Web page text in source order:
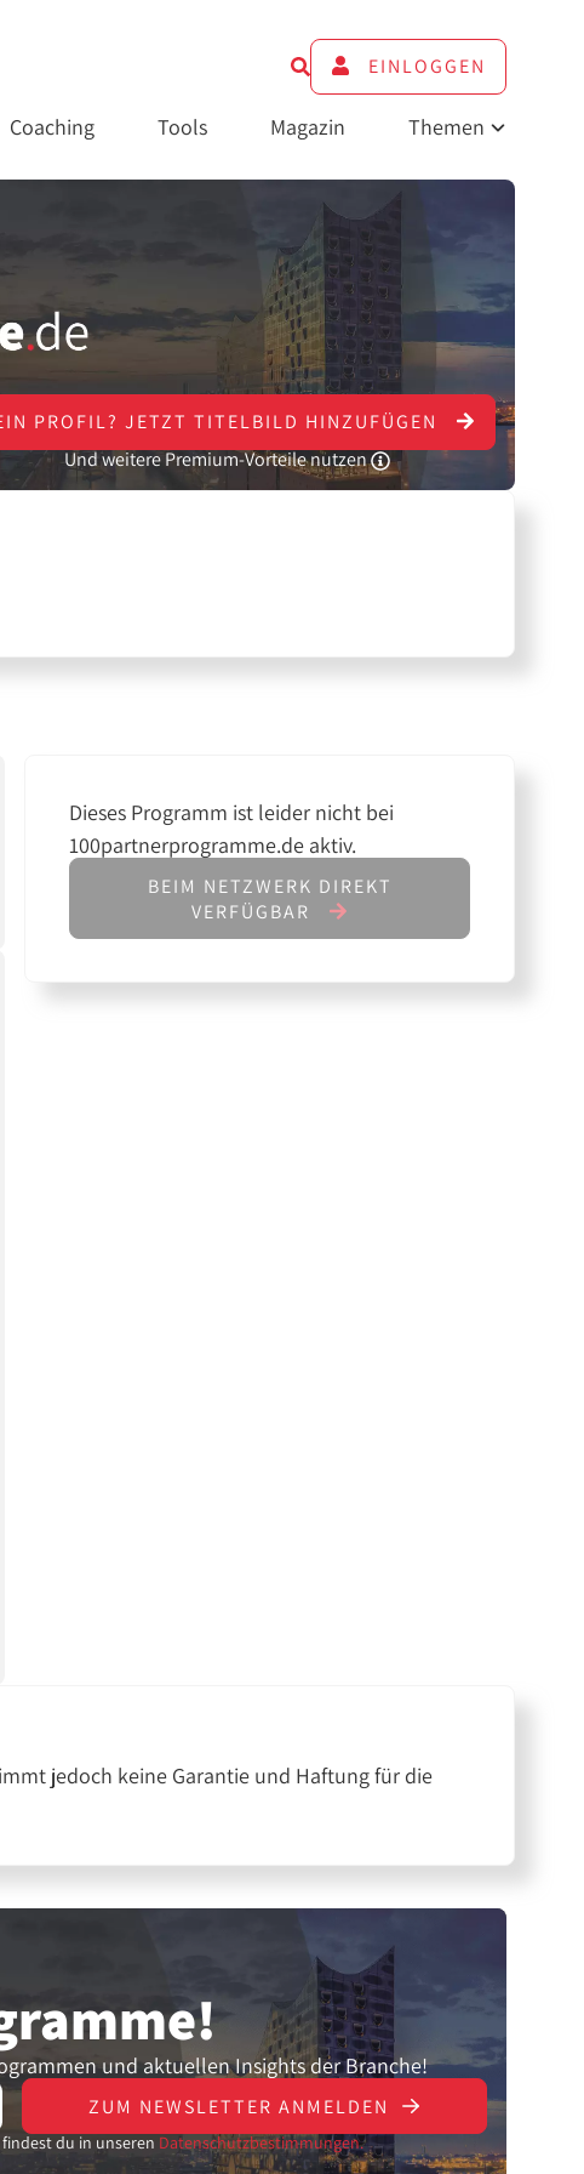
EINLOGGEN
Coaching Tools Magazin Themen
PROFIL? JETZT TITELBILD HINZUFÜGEN
Und weitere Premium-Vorteile nutzen
Dieses Programm ist leider nicht bei
100partnerprogramme.de aktiv.
BEIM NETZWERK DIREKT
VERFÜGBAR
jedoch keine Garantie und Haftung für die
und aktuellen Insights der Branche!
ZUM NEWSLETTER ANMELDEN
du in unseren Datenschutzbestimmungen.